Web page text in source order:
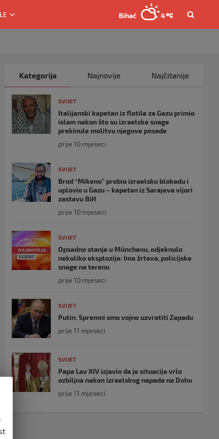
Bihać 4
Kategorija Najnovije Najčitanije
SVIJET
Italijanski kapetan iz flotile za Gazu primio
islam nakon što su izraelske snage
prekinule molitvu njegove posade
prije 10 mjeseci
SVIJET
Brod “Mikeno” probio izraelsku blokadu i
uplovio u Gazu – kapetan iz Sarajeva vijori
zastavu BiH
prije 10 mjeseci
SVIJET
Opsadno stanje u Münchenu, odjeknulo
nekoliko eksplozija: Ima žrtava, policijske
snage na terenu
prije 10 mjeseci
SVIJET
Putin: Spremni smo vojno uzvratiti Zapadu
prije 11 mjeseci
SVIJET
Papa Lav XIV izjavio da je situacija vrlo
ozbiljna nakon izraelskog napada na Dohu
prije 11 mjeseci